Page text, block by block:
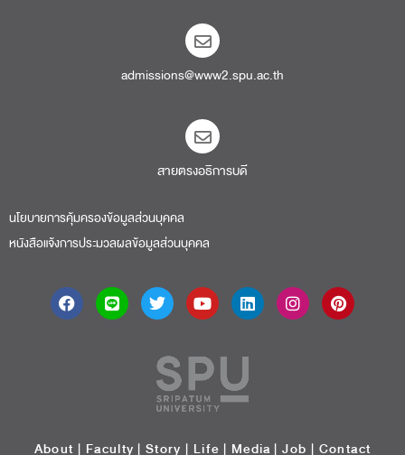
admissions@www2.spu.ac.th
สายตรงอธิการบดี​
นโยบายการคุ้มครองข้อมูลส่วนบุคคล
หนังสือแจ้งการประมวลผลข้อมูลส่วนบุคคล
About | Faculty | Story | Life | Media |Job | Contact